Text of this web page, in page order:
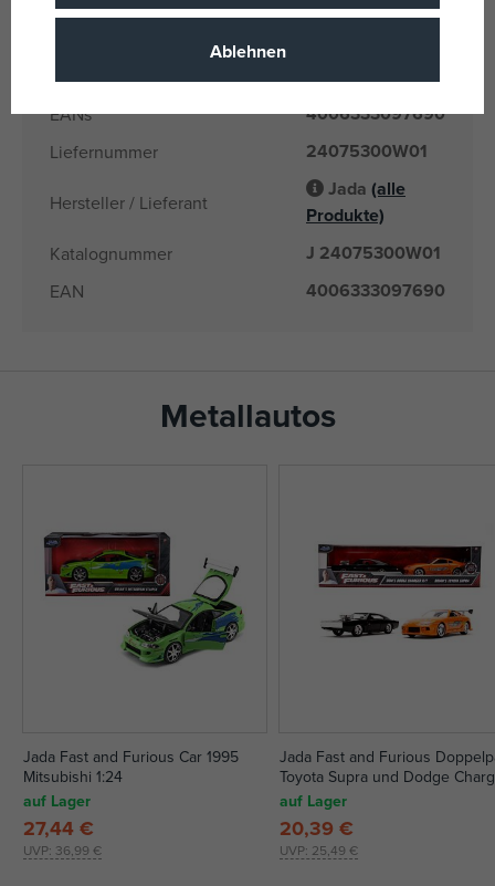
Herkunftsland CN
EANs 4006333097690
Liefernummer 24075300W01
Hersteller / Lieferant
Jada (alle
Produkte)
Katalognummer J 24075300W01
EAN 4006333097690
Metallautos
Jada Fast and Furious Car 1995
Mitsubishi 1:24
auf Lager
UVP: 36,99 €
27,44 €
Jada Fast and Furious
Toyota Supra und Dodge
1:32
auf Lager
UVP: 25,49 €
20,39 €
Ablehnen